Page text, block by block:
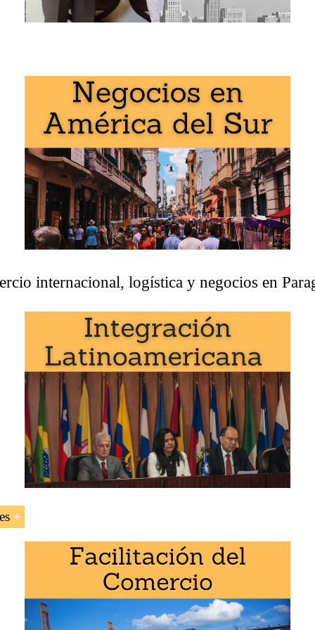
exterior, logística y negocios en Paraguay
Business School:
Internacionales,Comercio Exterior.
a Paraguay .
Paraguay Paraguai Paraguay.
asignatura «Negocios en Paraguay»: 1
internacional, logística y negocios en